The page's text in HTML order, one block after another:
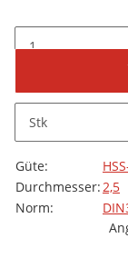
Stk
folgt
Wert
Güte:
Durchmesser: 2,5
Norm: